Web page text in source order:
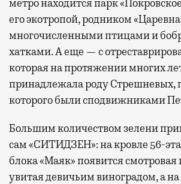
метро находится парк
его экотропой, родником
многочисленными птицами и
хатками. А еще — с
которая на протяжении многих
принадлежала роду Стрешневых,
которого были сподвижниками
Большим количеством зелени
сам «СИТИДЗЕН»: на кровле 56-
блока «Маяк» появится
увитая девичьим виноградом, а